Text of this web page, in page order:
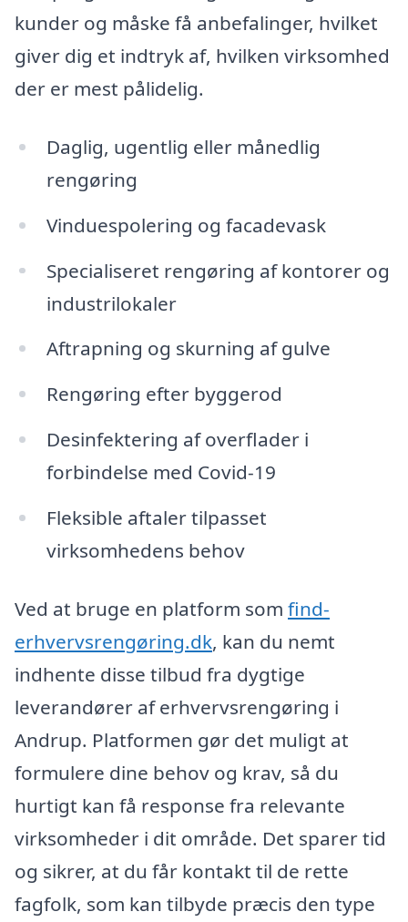
kunder og måske få anbefalinger, hvilket
giver dig et indtryk af, hvilken virksomhed
der er mest pålidelig.
Daglig, ugentlig eller månedlig
rengøring
Vinduespolering og facadevask
Specialiseret rengøring af kontorer og
industrilokaler
Aftrapning og skurning af gulve
Rengøring efter byggerod
Desinfektering af overflader i
forbindelse med Covid-19
Fleksible aftaler tilpasset
virksomhedens behov
Ved at bruge en platform som find-
erhvervsrengøring.dk, kan du nemt
indhente disse tilbud fra dygtige
leverandører af erhvervsrengøring i
Andrup. Platformen gør det muligt at
formulere dine behov og krav, så du
hurtigt kan få response fra relevante
virksomheder i dit område. Det sparer tid
og sikrer, at du får kontakt til de rette
fagfolk, som kan tilbyde præcis den type